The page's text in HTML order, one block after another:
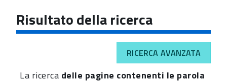
navigazione
Risultato della ricerca
RICERCA AVANZATA
La ricerca delle pagine contenenti le parola